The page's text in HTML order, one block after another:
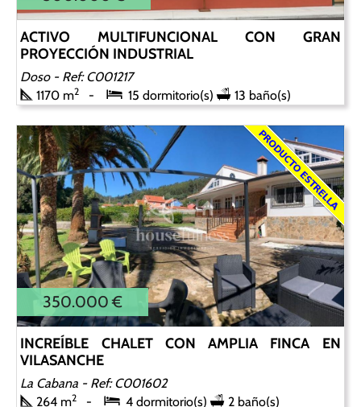
ACTIVO MULTIFUNCIONAL CON GRAN
PROYECCIÓN INDUSTRIAL
Doso - Ref: C001217
1170 m2 15 dormitorio(s) 13 baño(s)
350.000 €
INCREÍBLE CHALET CON AMPLIA FINCA EN
VILASANCHE
La Cabana - Ref: C001602
264 m2 4 dormitorio(s) 2 baño(s)